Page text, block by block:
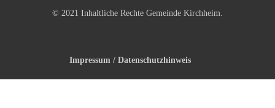
© 2021 Inhaltliche Rechte Gemeinde Kirchheim.
Impressum / Datenschutzhinweis